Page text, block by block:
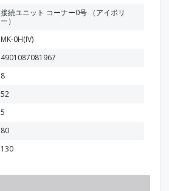
接続ユニット コーナー0号 （アイボリ
ー）
MK-0H(IV)
4901087081967
8
52
5
80
130